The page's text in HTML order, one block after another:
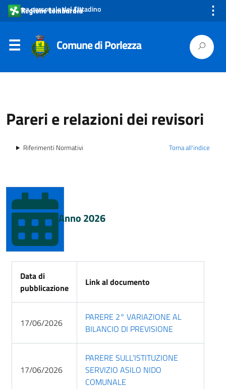
Area personale del Cittadino ⋮
Comune di Porlezza
Pareri e relazioni dei revisori
Torna all'indice
Riferimenti Normativi
Anno 2026
Data di
pubblicazione
Link al documento
17/06/2026
PARERE 2° VARIAZIONE AL
BILANCIO DI PREVISIONE
17/06/2026
PARERE SULL’ISTITUZIONE
SERVIZIO ASILO NIDO
COMUNALE